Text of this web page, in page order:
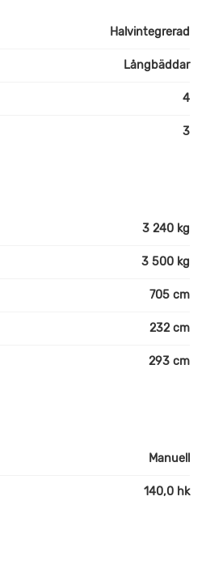
Halvintegrerad
Långbäddar
4
3
3 240 kg
3 500 kg
705 cm
232 cm
293 cm
Manuell
140,0 hk